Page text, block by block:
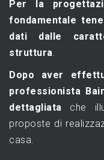
Per la
fondamentale
dati dalle
struttura.
Dopo aver
professionista
dettagliata che
proposte di
casa.